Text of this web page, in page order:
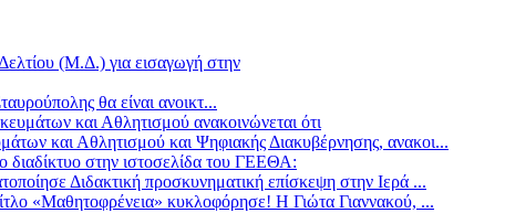
(Μ.Δ.) για εισαγωγή στην
θα είναι ανοικτ...
και Αθλητισμού ανακοινώνεται ότι
και Αθλητισμού και Ψηφιακής Διακυβέρνησης, ανακοι...
διαδίκτυο στην ιστοσελίδα του ΓΕΕΘΑ:
Διδακτική προσκυνηματική επίσκεψη στην Ιερά ...
«Μαθητοφρένεια» κυκλοφόρησε! Η Γιώτα Γιαννακού, ...